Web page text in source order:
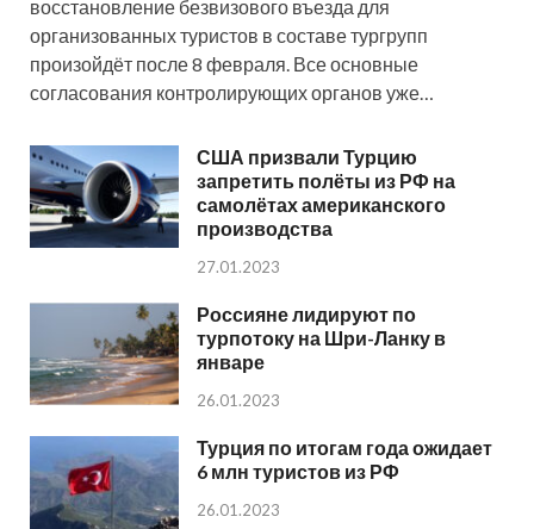
восстановление безвизового въезда для
организованных туристов в составе тургрупп
произойдёт после 8 февраля. Все основные
согласования контролирующих органов уже…
США призвали Турцию
запретить полёты из РФ на
самолётах американского
производства
27.01.2023
Россияне лидируют по
турпотоку на Шри-Ланку в
январе
26.01.2023
Турция по итогам года ожидает
6 млн туристов из РФ
26.01.2023